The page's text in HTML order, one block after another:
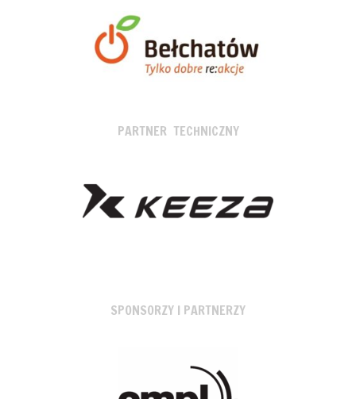
PARTNER TECHNICZNY
SPONSORZY I PARTNERZY